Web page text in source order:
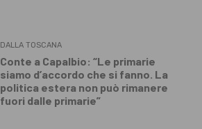
DALLA TOSCANA
Conte a Capalbio: “Le primarie
siamo d’accordo che si fanno. La
politica estera non può rimanere
fuori dalle primarie”